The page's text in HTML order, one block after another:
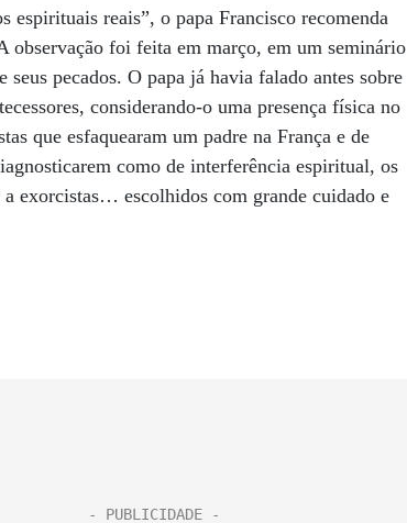
espirituais reais”, o papa Francisco recomenda
observação foi feita em março, em um seminário
pecados. O papa já havia falado antes sobre
considerando-o uma presença física no
que esfaquearam um padre na França e de
como de interferência espiritual, os
exorcistas… escolhidos com grande cuidado e